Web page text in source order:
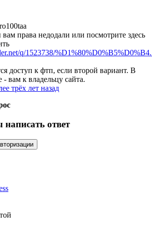
права недодали или посмотрите здесь
q/1523738/
доступ к фтп, если второй вариант. В
вам к владельцу сайта.
трёх лет назад
ответ